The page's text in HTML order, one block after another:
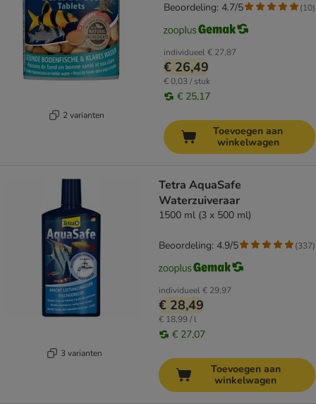
2 varianten
individueel€ 27,87
€ 26,49
€ 0,03 / stuk
€ 25,17
Beoordeling: 4.7/5 (10)
Toevoegen aan
winkelwagen
3 varianten
Tetra AquaSafe
Waterzuiveraar
1500 ml (3 x 500 ml)
individueel€ 29,97
€ 28,49
€ 18,99 / l
€ 27,07
Beoordeling: 4.9/5 (337)
Toevoegen aan
winkelwagen